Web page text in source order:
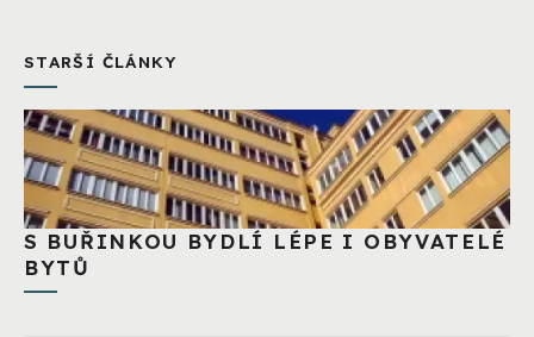
STARŠÍ ČLÁNKY
S BUŘINKOU BYDLÍ LÉPE I OBYVATELÉ
BYTŮ